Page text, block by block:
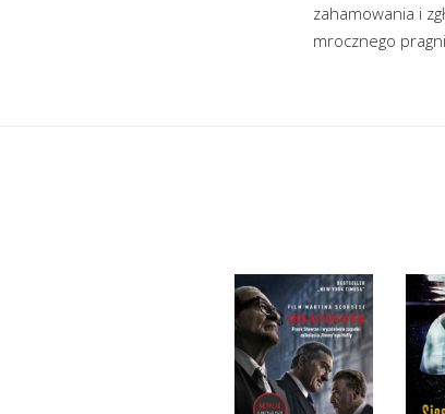
zahamowania i
mrocznego